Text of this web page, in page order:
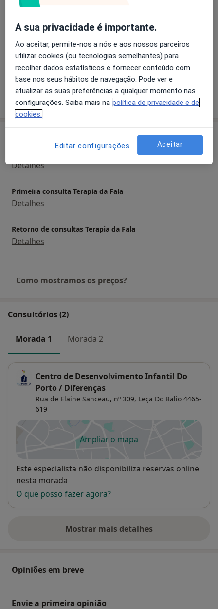
Principais doenças tratadas
Dislexia
Transtornos Da Linguagem
Pacientes que trato
Crianças (Apenas em alguns endereços)
Mostrar mais detalhes
sobre a experiência
Detalhes
Primeira consulta Terapia da Fala
Detalhes
Retorno de consultas Terapia da Fala
Detalhes
Como mostramos os preços?
Consultórios (2)
Morada 1 Morada 2
Centro de Desenvolvimento Infantil Do
Porto / Diferenças
Rua de Elaine Sanceau, nº 309, Leça Do Balio 4465-
619
Ampliar o mapaabre num novo separador
Disponibilidade
Este especialista não disponibiliza reservas online
nesta morada
O que posso fazer agora?
Mostrar mais detalhes
sobre o endereço
Opiniões em breve
Envie a primeira opinião
A sua privacidade é importante.
Ao aceitar, permite-nos a nós e aos nossos parceiros
utilizar cookies (ou tecnologias semelhantes) para
recolher dados estatísticos e fornecer conteúdo com
base nos seus hábitos de navegação. Pode ver e
atualizar as suas preferências a qualquer momento nas
configurações. Saiba mais na política de privacidade e de
cookies.
Editar configurações Aceitar